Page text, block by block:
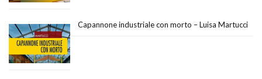
Capannone industriale con morto – Luisa Martucci